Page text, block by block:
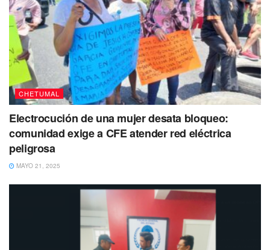
CHETUMAL
Electrocución de una mujer desata bloqueo:
comunidad exige a CFE atender red eléctrica
peligrosa
MAYO 21, 2025